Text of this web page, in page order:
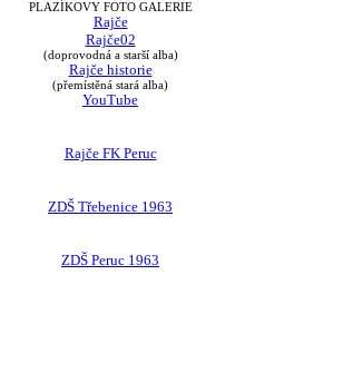
PLAZÍKOVY FOTO GALERIE
Rajče
Rajče02
(doprovodná a starší alba)
Rajče historie
(přemístěná stará alba)
YouTube
Rajče FK Peruc
ZDŠ Třebenice 1963
ZDŠ Peruc 1963